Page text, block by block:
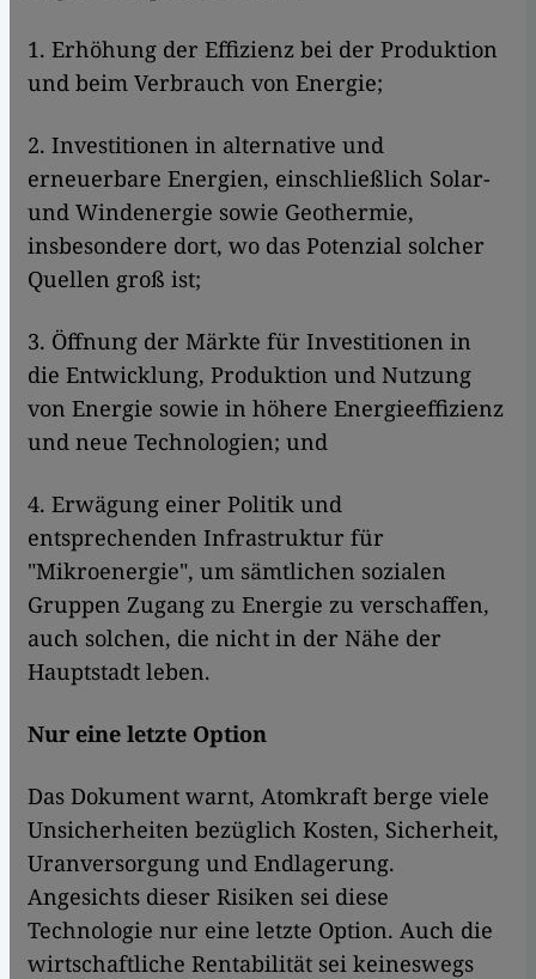
1. Erhöhung der Effizienz bei der Produktion
und beim Verbrauch von Energie;
2. Investitionen in alternative und
erneuerbare Energien, einschließlich Solar-
und Windenergie sowie Geothermie,
insbesondere dort, wo das Potenzial solcher
Quellen groß ist;
3. Öffnung der Märkte für Investitionen in
die Entwicklung, Produktion und Nutzung
von Energie sowie in höhere Energieeffizienz
und neue Technologien; und
4. Erwägung einer Politik und
entsprechenden Infrastruktur für
"Mikroenergie", um sämtlichen sozialen
Gruppen Zugang zu Energie zu verschaffen,
auch solchen, die nicht in der Nähe der
Hauptstadt leben.
Nur eine letzte Option
Das Dokument warnt, Atomkraft berge viele
Unsicherheiten bezüglich Kosten, Sicherheit,
Uranversorgung und Endlagerung.
Angesichts dieser Risiken sei diese
Technologie nur eine letzte Option. Auch die
wirtschaftliche Rentabilität sei keineswegs